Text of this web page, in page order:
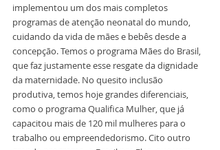
implementou um dos mais completos
programas de atenção neonatal do mundo,
cuidando da vida de mães e bebês desde a
concepção. Temos o programa Mães do Brasil,
que faz justamente esse resgate da dignidade
da maternidade. No quesito inclusão
produtiva, temos hoje grandes diferenciais,
como o programa Qualifica Mulher, que já
capacitou mais de 120 mil mulheres para o
trabalho ou empreendedorismo. Cito outro